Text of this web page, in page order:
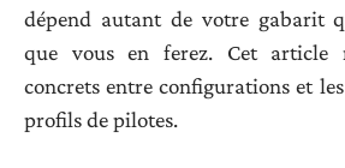
dépend autant de votre gabarit
que vous en ferez. Cet article
concrets entre configurations et
profils de pilotes.